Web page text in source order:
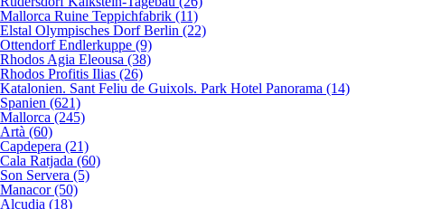
Mallorca Ruine Teppichfabrik (11)
Elstal Olympisches Dorf Berlin (22)
Ottendorf Endlerkuppe (9)
Rhodos Agia Eleousa (38)
Rhodos Profitis Ilias (26)
Katalonien. Sant Feliu de Guixols. Park Hotel Panorama (14)
Spanien (621)
Mallorca (245)
Artà (60)
Capdepera (21)
Cala Ratjada (60)
Son Servera (5)
Manacor (50)
Alcudia (18)